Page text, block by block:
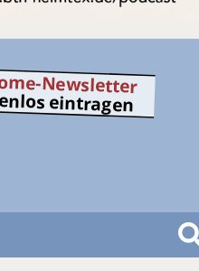
Newsletter
eintragen
S